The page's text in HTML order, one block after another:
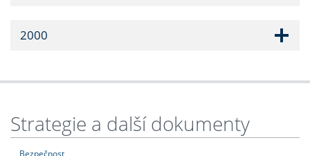
2000
Strategie a další dokumenty
Bezpečnost